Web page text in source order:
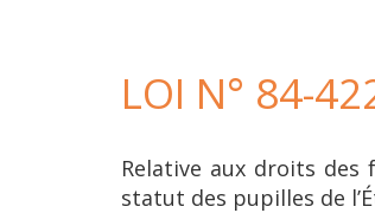
LOI N° 84-
Relative aux droits des
statut des pupilles de